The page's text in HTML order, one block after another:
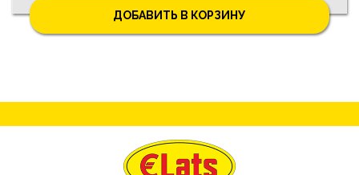
ДОБАВИТЬ В КОРЗИНУ